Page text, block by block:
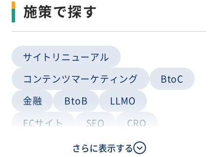
施策で探す
サイトリニューアル
コンテンツマーケティング
BtoC
金融
BtoB
LLMO
ECサイト
SEO
CRO
Webコンサルティング
さらに表示する